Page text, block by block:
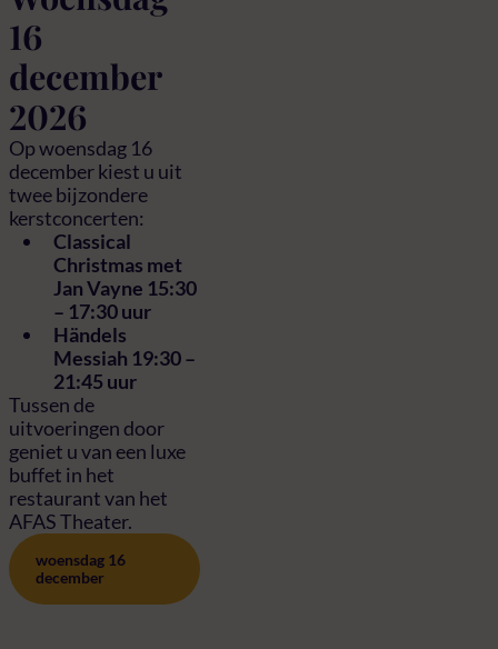
16
december
2026
Op woensdag 16
december kiest u uit
twee bijzondere
kerstconcerten:
Classical
Christmas met
Jan Vayne 15:30
– 17:30 uur
Händels
Messiah 19:30 –
21:45 uur
Tussen de
uitvoeringen door
geniet u van een luxe
buffet in het
restaurant van het
AFAS Theater.
woensdag 16
december